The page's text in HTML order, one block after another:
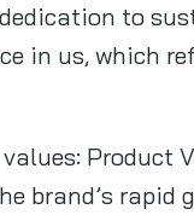
to
in us, which
Product
brand’s rapid